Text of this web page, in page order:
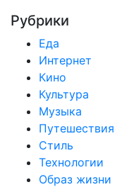
Рубрики
Еда
Интернет
Кино
Культура
Музыка
Путешествия
Стиль
Технологии
Образ жизни